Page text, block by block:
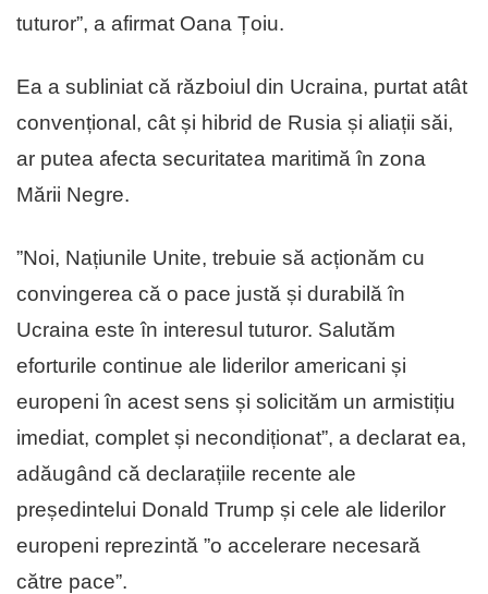
tuturor”, a afirmat Oana Țoiu.
Ea a subliniat că războiul din Ucraina, purtat atât
convențional, cât și hibrid de Rusia și aliații săi,
ar putea afecta securitatea maritimă în zona
Mării Negre.
”Noi, Națiunile Unite, trebuie să acționăm cu
convingerea că o pace justă și durabilă în
Ucraina este în interesul tuturor. Salutăm
eforturile continue ale liderilor americani și
europeni în acest sens și solicităm un armistițiu
imediat, complet și necondiționat”, a declarat ea,
adăugând că declarațiile recente ale
președintelui Donald Trump și cele ale liderilor
europeni reprezintă ”o accelerare necesară
către pace”.